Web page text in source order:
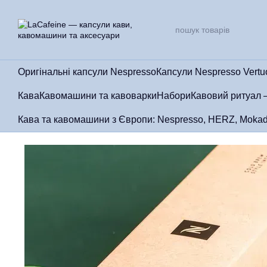
Оригінальні капсули NespressoКапсули Nespresso
КаваКавомашини та кавоваркиНабориКавовий ритуал
Кава та кавомашини з Європи: Nespresso, HERZ,